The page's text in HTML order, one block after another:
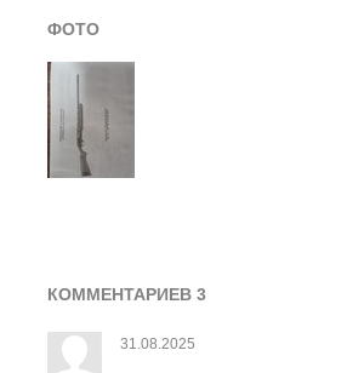
ФОТО
КОММЕНТАРИЕВ 3
31.08.2025